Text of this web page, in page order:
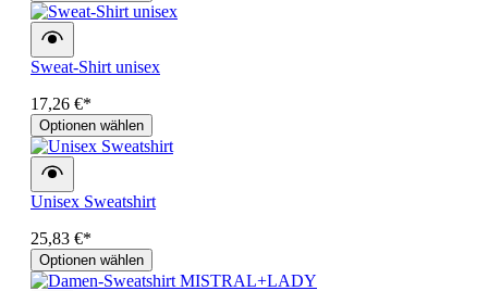
Sweat-Shirt unisex
17,26 €*
Optionen wählen
Unisex Sweatshirt
25,83 €*
Optionen wählen